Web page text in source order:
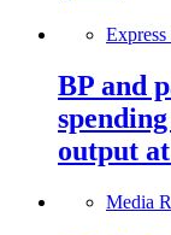
Express
BP and
output
Media